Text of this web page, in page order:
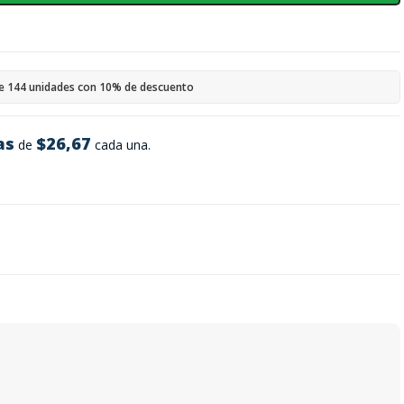
de $26,67 cada una.
144 unidades con 10% de descuento